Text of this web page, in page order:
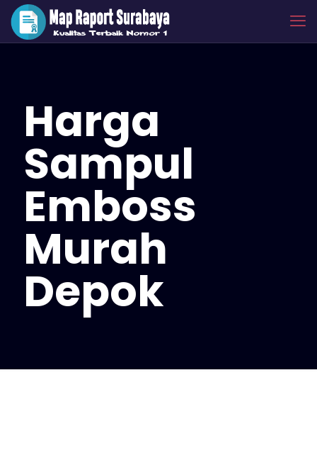
Harga
Sampul
Emboss
Murah
Depok